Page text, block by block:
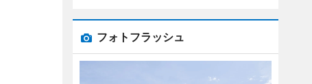
フォトフラッシュ